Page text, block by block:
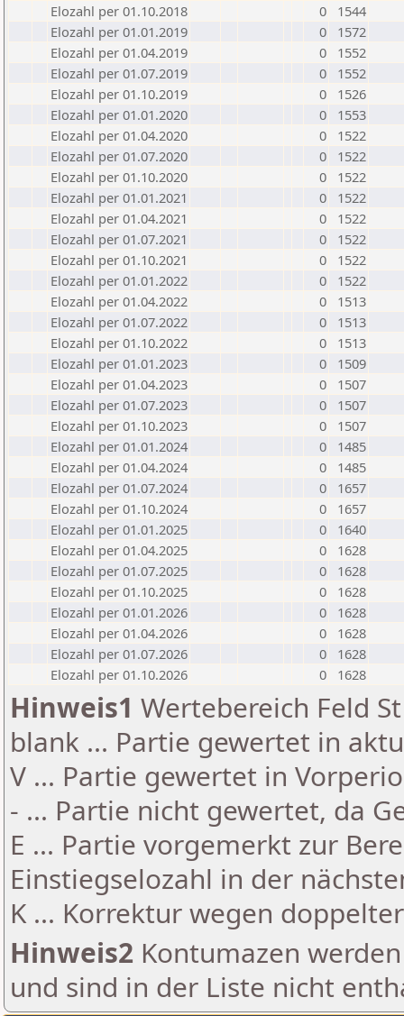
Elozahl per 01.10.2018
0
1544
Elozahl per 01.01.2019
0
1572
Elozahl per 01.04.2019
0
1552
Elozahl per 01.07.2019
0
1552
Elozahl per 01.10.2019
0
1526
Elozahl per 01.01.2020
0
1553
Elozahl per 01.04.2020
0
1522
Elozahl per 01.07.2020
0
1522
Elozahl per 01.10.2020
0
1522
Elozahl per 01.01.2021
0
1522
Elozahl per 01.04.2021
0
1522
Elozahl per 01.07.2021
0
1522
Elozahl per 01.10.2021
0
1522
Elozahl per 01.01.2022
0
1522
Elozahl per 01.04.2022
0
1513
Elozahl per 01.07.2022
0
1513
Elozahl per 01.10.2022
0
1513
Elozahl per 01.01.2023
0
1509
Elozahl per 01.04.2023
0
1507
Elozahl per 01.07.2023
0
1507
Elozahl per 01.10.2023
0
1507
Elozahl per 01.01.2024
0
1485
Elozahl per 01.04.2024
0
1485
Elozahl per 01.07.2024
0
1657
Elozahl per 01.10.2024
0
1657
Elozahl per 01.01.2025
0
1640
Elozahl per 01.04.2025
0
1628
Elozahl per 01.07.2025
0
1628
Elozahl per 01.10.2025
0
1628
Elozahl per 01.01.2026
0
1628
Elozahl per 01.04.2026
0
1628
Elozahl per 01.07.2026
0
1628
Elozahl per 01.10.2026
0 1628
Hinweis1 Wertebereich Feld
blank ... Partie gewertet in
V ... Partie gewertet in
- ... Partie nicht gewertet, da
E ... Partie vorgemerkt zur
Einstiegselozahl in der
K ... Korrektur wegen
Hinweis2 Kontumazen
und sind in der Liste nicht